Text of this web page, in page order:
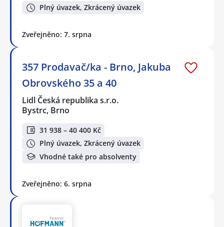
Plný úvazek, Zkrácený úvazek
Zveřejněno: 7. srpna
357 Prodavač/ka - Brno, Jakuba
Obrovského 35 a 40
Lidl Česká republika s.r.o.
Bystrc, Brno
31 938 – 40 400 Kč
Plný úvazek, Zkrácený úvazek
Vhodné také pro absolventy
Zveřejněno: 6. srpna